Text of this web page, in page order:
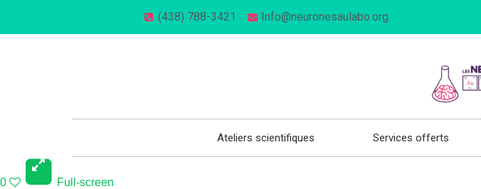
(438) 788-3421 Info@neuronesaulabo.org
Ateliers scientifiques Services offerts
0 Full-screen